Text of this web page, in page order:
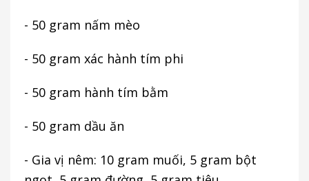
- 50 gram nấm mèo
- 50 gram xác hành tím phi
- 50 gram hành tím bằm
- 50 gram dầu ăn
- Gia vị nêm: 10 gram muối, 5 gram bột